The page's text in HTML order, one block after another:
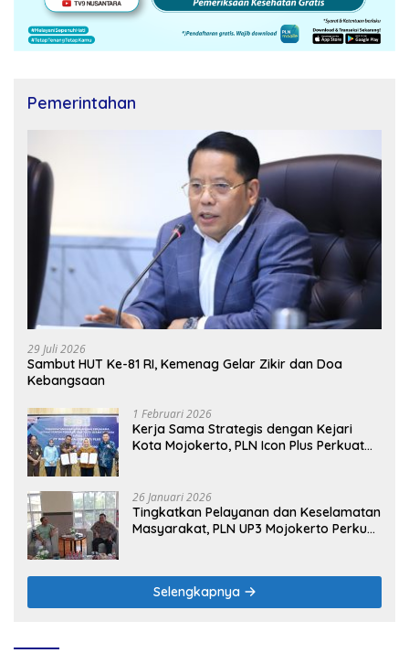
Pemerintahan
29 Juli 2026
Sambut HUT Ke-81 RI, Kemenag Gelar Zikir dan Doa
Kebangsaan
1 Februari 2026
Kerja Sama Strategis dengan Kejari
Kota Mojokerto, PLN Icon Plus Perkuat
26 Januari 2026
Tingkatkan Pelayanan dan Keselamatan
Masyarakat, PLN UP3 Mojokerto Perkuat
Selengkapnya